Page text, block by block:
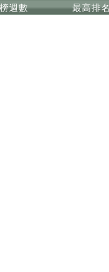
週數 最高排